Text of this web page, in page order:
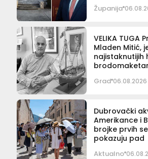
Županija
VELIKA TUGA
Mladen Mitić,
najistaknutijih
Grad 06.08.2026
Dubrovački
Amerikance i
brojke prvih
pokazuju pad
Aktualno